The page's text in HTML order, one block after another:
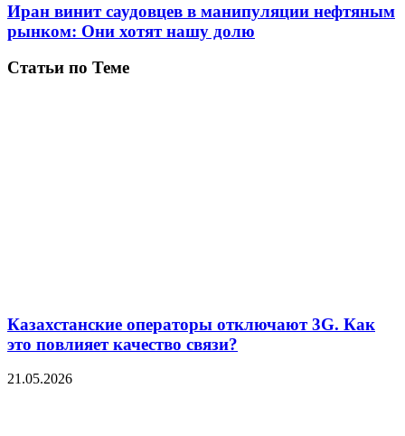
Иран винит саудовцев в манипуляции нефтяным
рынком: Они хотят нашу долю
Статьи по Теме
Казахстанские операторы отключают 3G. Как
это повлияет качество связи?
21.05.2026